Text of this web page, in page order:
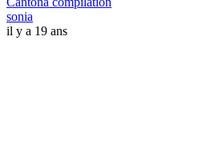
sonia
il y a 19 ans